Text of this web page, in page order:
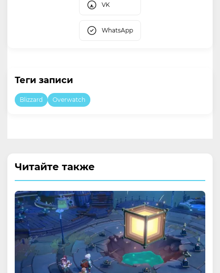
VK
WhatsApp
Теги записи
Blizzard Overwatch
Читайте также